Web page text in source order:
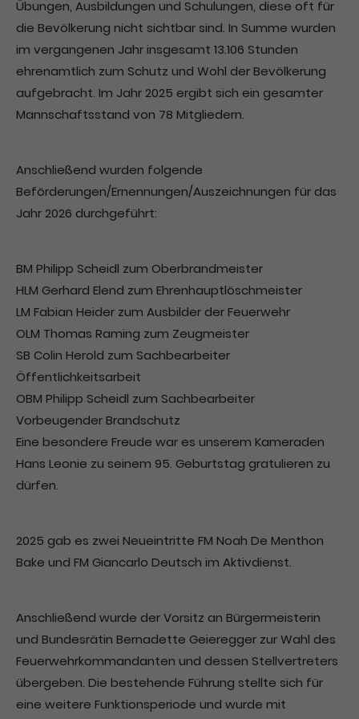
Drop us a line
info@yourdomain.com
About us
Aenean commodo ligula eget dolor. Aenean
massa. Cum sociis natoque penatibus et magnis
dis parturient montes, nascetur ridiculus mus.
Übungen, Ausbildungen und Schulungen, diese oft für
die Bevölkerung nicht sichtbar sind. In Summe wurden
im vergangenen Jahr insgesamt 13.106 Stunden
ehrenamtlich zum Schutz und Wohl der Bevölkerung
aufgebracht. Im Jahr 2025 ergibt sich ein gesamter
Mannschaftsstand von 78 Mitgliedern.
Anschließend wurden folgende
Beförderungen/Ernennungen/Auszeichnungen für das
Jahr 2026 durchgeführt:
BM Philipp Scheidl zum Oberbrandmeister
HLM Gerhard Elend zum Ehrenhauptlöschmeister
LM Fabian Heider zum Ausbilder der Feuerwehr
OLM Thomas Raming zum Zeugmeister
SB Colin Herold zum Sachbearbeiter
Öffentlichkeitsarbeit
OBM Philipp Scheidl zum Sachbearbeiter
Vorbeugender Brandschutz
Eine besondere Freude war es unserem Kameraden
Hans Leonie zu seinem 95. Geburtstag gratulieren zu
dürfen.
2025 gab es zwei Neueintritte FM Noah De Menthon
Bake und FM Giancarlo Deutsch im Aktivdienst.
Anschließend wurde der Vorsitz an Bürgermeisterin
und Bundesrätin Bernadette Geieregger zur Wahl des
Feuerwehrkommandanten und dessen Stellvertreters
übergeben. Die bestehende Führung stellte sich für
eine weitere Funktionsperiode und wurde mit